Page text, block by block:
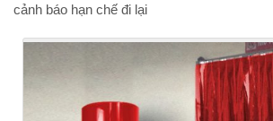
cảnh báo hạn chế đi lại